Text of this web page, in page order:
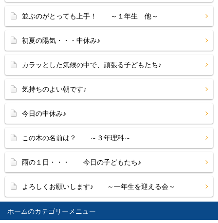
ホーム
並ぶのがとっても上手！ ～１年生 他～
初夏の陽気・・・中休み♪
カラッとした気候の中で、頑張る子どもたち♪
気持ちのよい朝です♪
今日の中休み♪
この木の名前は？ ～３年理科～
雨の１日・・・ 今日の子どもたち♪
よろしくお願いします♪ ～一年生を迎える会～